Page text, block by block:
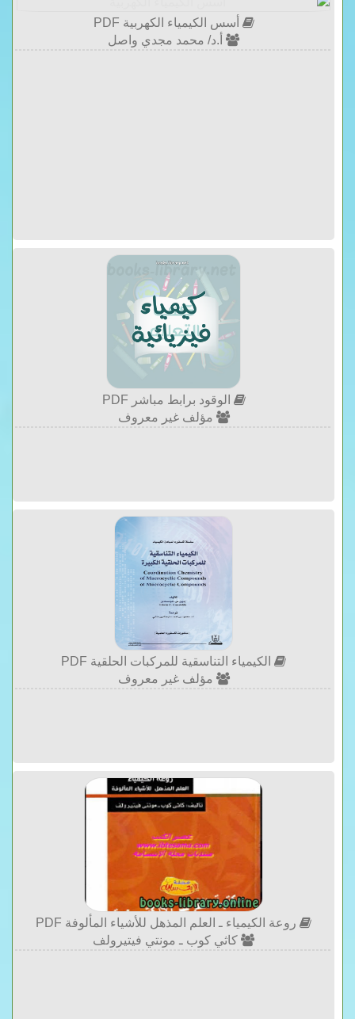
أسس الكيمياء الكهربية PDF
أ.د/ محمد مجدي واصل
الوقود برابط مباشر PDF
مؤلف غير معروف
الكيمياء التناسقية للمركبات الحلقية PDF
مؤلف غير معروف
روعة الكيمياء ـ العلم المذهل للأشياء المألوفة PDF
كاثي كوب ـ مونتي فيتيرولف